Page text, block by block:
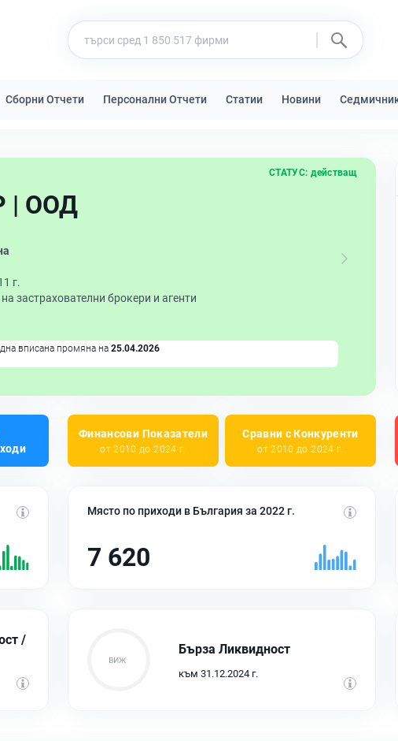
Сборни Отчети Персонални Отчети Статии Новини
| ООД
СТАТУС: действащ
г.
застрахователни брокери и агенти
вписана промяна на 25.04.2026
Финансови Показатели
от 2010 до 2024 г.
Сравни с Конкуренти
от 2010 до 2024 г.
Място по приходи в България за 2022 г.
7 620
/
Бърза Ликвидност
към 31.12.2024 г.